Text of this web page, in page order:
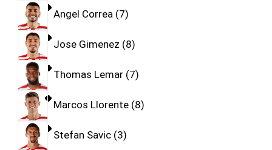
Angel Correa 7
Jose Gimenez 8
Thomas Lemar 7
Marcos Llorente 8
Stefan Savic 3